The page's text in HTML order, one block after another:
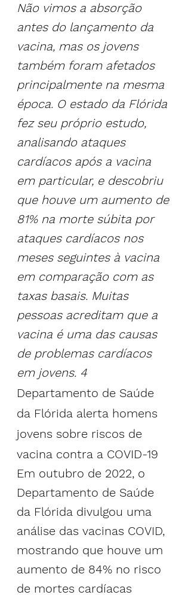
Não vimos a absorção
antes do lançamento da
vacina, mas os jovens
também foram afetados
principalmente na mesma
época. O estado da Flórida
fez seu próprio estudo,
analisando ataques
cardíacos após a vacina
em particular, e descobriu
que houve um aumento de
81% na morte súbita por
ataques cardíacos nos
meses seguintes à vacina
em comparação com as
taxas basais. Muitas
pessoas acreditam que a
vacina é uma das causas
de problemas cardíacos
em jovens. 4
Departamento de Saúde
da Flórida alerta homens
jovens sobre riscos de
vacina contra a COVID-19
Em outubro de 2022, o
Departamento de Saúde
da Flórida divulgou uma
análise das vacinas COVID,
mostrando que houve um
aumento de 84% no risco
de mortes cardíacas